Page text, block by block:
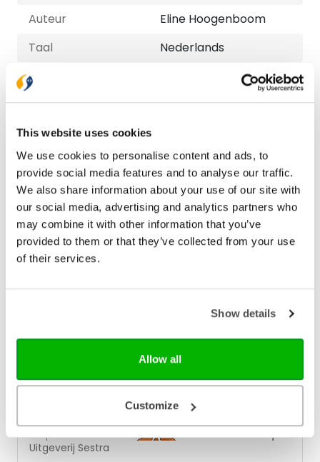
This website uses cookies
We use cookies to personalise content and ads, to
provide social media features and to analyse our traffic.
We also share information about your use of our site with
our social media, advertising and analytics partners who
may combine it with other information that you’ve
provided to them or that they’ve collected from your use
of their services.
Show details
Allow all
Customize
Auteur
Eline Hoogenboom
Taal
Nederlands
Aantal pagina's
Bezorging binnen 1–2 werkdagen
Gratis retourneren
Bekijk ook eens
Uitgeverij Sestra